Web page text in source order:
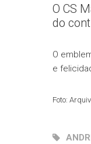
O CS
do
O
e
Foto: